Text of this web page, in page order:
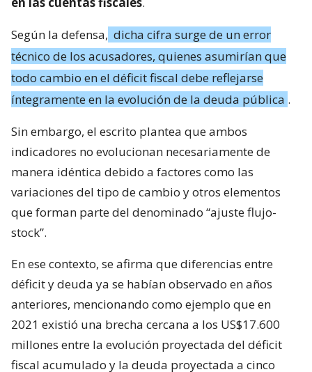
Según la defensa, dicha cifra surge de un error
técnico de los acusadores, quienes asumirían que
todo cambio en el déficit fiscal debe reflejarse
íntegramente en la evolución de la deuda pública .
Sin embargo, el escrito plantea que ambos
indicadores no evolucionan necesariamente de
manera idéntica debido a factores como las
variaciones del tipo de cambio y otros elementos
que forman parte del denominado “ajuste flujo-
stock”.
En ese contexto, se afirma que diferencias entre
déficit y deuda ya se habían observado en años
anteriores, mencionando como ejemplo que en
2021 existió una brecha cercana a los US$17.600
millones entre la evolución proyectada del déficit
fiscal acumulado y la deuda proyectada a cinco